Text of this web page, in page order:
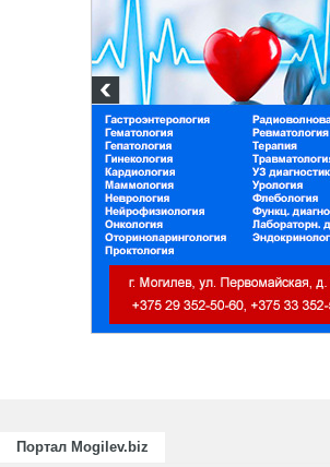
Портал Mogilev.biz